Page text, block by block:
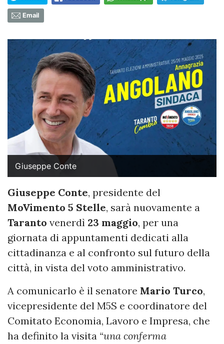
Email
Giuseppe Conte
Giuseppe Conte, presidente del
MoVimento 5 Stelle, sarà nuovamente a
Taranto venerdì 23 maggio, per una
giornata di appuntamenti dedicati alla
cittadinanza e al confronto sul futuro della
città, in vista del voto amministrativo.
A comunicarlo è il senatore Mario Turco,
vicepresidente del M5S e coordinatore del
Comitato Economia, Lavoro e Impresa, che
ha definito la visita “una conferma